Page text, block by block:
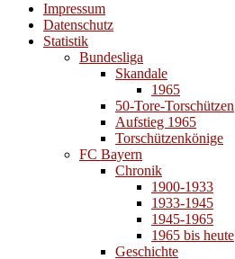
Impressum
Datenschutz
Statistik
Bundesliga
Skandale
1965
50-Tore-Torschützen
Aufstieg 1965
Torschützenkönige
FC Bayern
Chronik
1900-1933
1933-1945
1945-1965
1965 bis heute
Geschichte